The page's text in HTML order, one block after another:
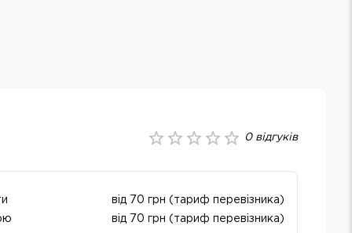
0відгуків
від 70 грн (тариф перевізника)
від 70 грн (тариф перевізника)